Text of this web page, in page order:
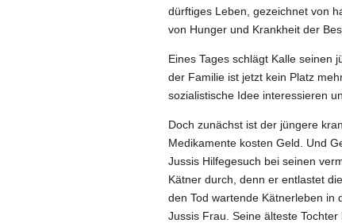
dürftiges Leben, gezeichnet von
von Hunger und Krankheit der
Eines Tages schlägt Kalle seinen
der Familie ist jetzt kein Platz
sozialistische Idee interessieren
Doch zunächst ist der jüngere
Medikamente kosten Geld. Und
Jussis Hilfegesuch bei seinen
Kätner durch, denn er entlastet
den Tod wartende Kätnerleben in
Jussis Frau. Seine älteste